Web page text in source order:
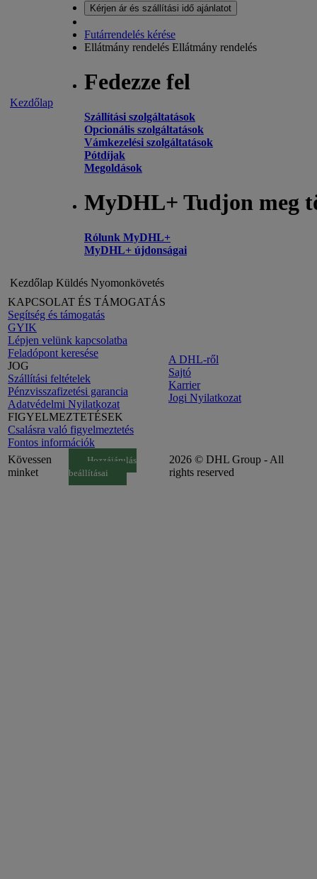
Kezdőlap
Kérjen ár és szállítási idő ajánlatot
Futárrendelés kérése
Ellátmány rendelés Ellátmány rendelés
Fedezze fel
Szállítási szolgáltatások
Opcionális szolgáltatások
Vámkezelési szolgáltatások
Pótdíjak
Megoldások
MyDHL+ Tudjon meg
Rólunk MyDHL+
MyDHL+ újdonságai
Kezdőlap Küldés Nyomonkövetés
KAPCSOLAT ÉS TÁMOGATÁS
Segítség és támogatás
GYIK
Lépjen velünk kapcsolatba
Feladópont keresése
JOG
Szállítási feltételek
Pénzvisszafizetési garancia
Adatvédelmi Nyilatkozat
FIGYELMEZTETÉSEK
Csalásra való figyelmeztetés
Fontos információk
A DHL-ről
Sajtó
Karrier
Jogi Nyilatkozat
Kövessen
minket
Hozzájárulás
beállításai
2026 © DHL Group - All
rights reserved